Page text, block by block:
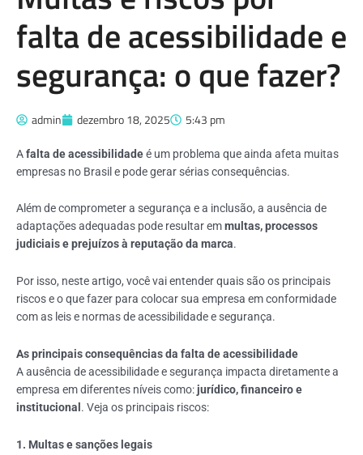
falta de acessibilidade e
segurança: o que fazer?
admin dezembro 18, 2025 5:43 pm
Afalta de acessibilidadeé um problema que ainda afeta muitas
empresas no Brasil e pode gerar sérias consequências.
Além de comprometer a segurança e a inclusão, a ausência de
adaptações adequadas pode resultar emmultas, processos
judiciais e prejuízos à reputação da marca.
Por isso, neste artigo, você vai entender quais são os principais
riscos e o que fazer para colocar sua empresa em conformidade
com as leis e normas de acessibilidade e segurança.
As principais consequências da falta de acessibilidade
A ausência de acessibilidade e segurança impacta diretamente a
empresa em diferentes níveis como:jurídico, financeiro e
institucional . Veja os principais riscos:
1. Multas e sanções legais